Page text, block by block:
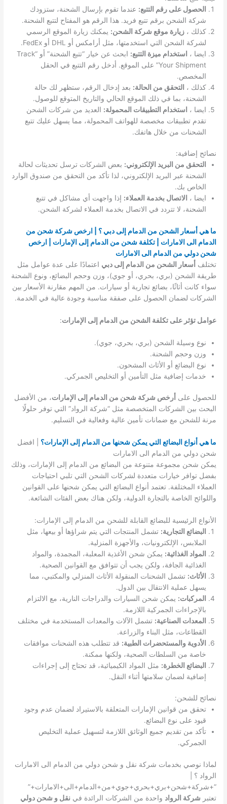
الحصول على رقم التتبع: عندما تقوم بإرسال الشحنة، ستزودك
شركة الشحن برقم تتبع فريد. هذا الرقم هو المفتاح لتتبع الشحنة.
كذلك ،زيارة موقع شركة الشحن: يمكنك زيارة الموقع الرسمي
لشركة الشحن التي استخدمتها، مثل أرامكس أو DHL أو FedEx.
ايضا ،
استخدام ميزة التتبع:
ابحث عن خيار “تتبع الشحنة” أو “Track
Your Shipment” على الموقع. أدخل رقم التتبع في الحقل
المخصص.
كذلك ، التحقق من الحالة: بعد إدخال الرقم، ستظهر لك حالة
الشحنة، بما في ذلك الموقع الحالي والتاريخ المتوقع للوصول.
ايضا ،
استخدام التطبيقات المحمولة: العديد من شركات الشحن
تقدم تطبيقات مخصصة للهواتف المحمولة، مما يسهل عليك تتبع
الشحنات من خلال هاتفك.
نصائح إضافية:
التحقق من البريد الإلكتروني: بعض الشركات ترسل تحديثات لحالة
الشحنة عبر البريد الإلكتروني، لذا تأكد من التحقق من صندوق الوارد
الخاص بك.
ايضا ،
الاتصال بخدمة العملاء: إذا واجهت أي مشاكل في تتبع
الشحنة، لا تتردد في الاتصال بخدمة العملاء لشركة الشحن.
ما هي أسعار الشحن من الدمام إلى دبي ؟ | ارخص شركة شحن من
الدمام الى الامارات | تكلفة شحن من الدمام إلى الإمارات | ارخص
شحن دولي من الدمام الى الامارات
تختلف
أسعار الشحن من الدمام إلى دبي اعتمادًا على عدة عوامل مثل
طريقة الشحن (بري، بحري، أو جوي)، وزن وحجم البضائع، ونوع الشحنة
سواء كانت أثاثًا، بضائع تجارية أو سيارات. من المهم مقارنة الأسعار بين
الشركات لضمان الحصول على صفقة مناسبة وجودة عالية في الخدمة.
عوامل تؤثر على تكلفة الشحن من الدمام إلى الإمارات:
نوع وسيلة الشحن (بري، بحري، جوي).
وزن وحجم الشحنة.
نوع البضائع أو الأثاث المشحون.
خدمات إضافية مثل التأمين أو التخليص الجمركي.
للحصول على أرخص شركة شحن من الدمام إلى الإمارات، من الأفضل
البحث بين الشركات المتخصصة مثل “شركة الرواد” التي توفر حلولًا
مرنة للشحن مع ضمانات تأمين عالية وفعالية في التسليم.
ما هي أنواع البضائع التي يمكن شحنها من الدمام إلى الإمارات؟ | افضل
شحن دولي من الدمام الى الامارات
يمكن شحن مجموعة متنوعة من البضائع من الدمام إلى الإمارات، وذلك
بفضل توافر خيارات متعددة لشركات الشحن التي تلبي احتياجات
العملاء المختلفة. تعتمد أنواع البضائع التي يمكن شحنها على القوانين
واللوائح الخاصة بالتجارة الدولية، ولكن هناك بعض الفئات الشائعة.
الأنواع الرئيسية للبضائع القابلة للشحن من الدمام إلى الإمارات:
البضائع التجارية: تشمل المنتجات التي يتم شراؤها أو بيعها، مثل
الملابس، الإلكترونيات، والأجهزة المنزلية.
المواد الغذائية: يمكن شحن الأغذية المعلبة، المجمدة، والمواد
الغذائية الجافة، ولكن يجب أن تتوافق مع القوانين الصحية.
الأثاث: تشمل الشحنات المنقولة الأثاث المنزلي والمكتبي، مما
يسهل عملية الانتقال بين الدول.
المركبات: يمكن شحن السيارات والدراجات النارية، مع الالتزام
بالإجراءات الجمركية اللازمة.
المعدات الصناعية: تشمل الآلات والمعدات المستخدمة في مختلف
القطاعات، مثل البناء والزراعة.
الأدوية والمستحضرات الطبية: قد تتطلب هذه الشحنات موافقات
خاصة من السلطات الصحية، ولكنها ممكنة.
البضائع الخطرة: مثل المواد الكيميائية، قد تحتاج إلى إجراءات
إضافية لضمان سلامتها أثناء النقل.
نصائح للشحن:
تحقق من قوانين الإمارات المتعلقة بالاستيراد لضمان عدم وجود
قيود على نوع البضائع.
تأكد من تقديم جميع الوثائق اللازمة لتسهيل عملية التخليص
الجمركي.
لماذا نوصي بخدمات شركة نقل و شحن دولي من الدمام الى الامارات
الرواد ؟ |
“+شركة+شحن+بري+بحري+جوي+من+الدمام+الى+الامارات+”
تعتبر شركة الرواد واحدة من الشركات الرائدة فينقل و شحن دولي